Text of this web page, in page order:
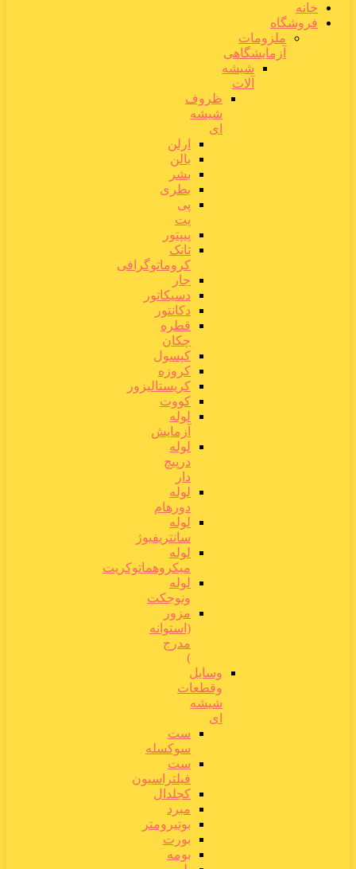
خانه
فروشگاه
ملزومات
آزمایشگاهی
شیشه
آلات
ظروف
شیشه
ای
ارلن
بالن
بشر
بطری
پی
پت
پیپتور
تانک
کروماتوگرافی
جار
دسیکاتور
دکانتور
قطره
چکان
کپسول
کروزه
کریستالیزور
کووت
لوله
آزمایش
لوله
درپیچ
دار
لوله
دورهام
لوله
سانتریفیوژ
لوله
میکروهماتوکریت
لوله
ونوجکت
مزور
(استوانه
مدرج
)
وسایل
وقطعات
شیشه
ای
ست
سوکسله
ست
فیلتراسیون
کجلدال
مبرد
بوتیرومتر
بورت
بومه